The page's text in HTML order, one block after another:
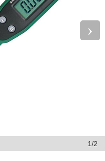
›
1/2